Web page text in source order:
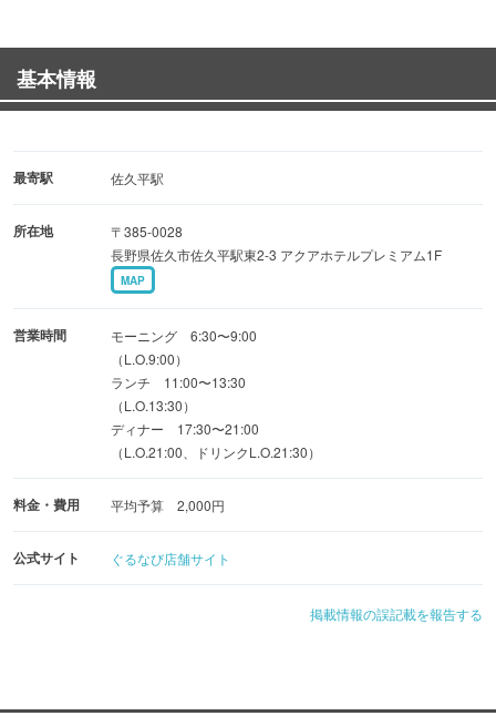
基本情報
最寄駅 佐久平駅
所在地
〒385-0028
長野県佐久市佐久平駅東2-3 アクアホテルプレミアム1F
MAP
営業時間
モーニング 6:30〜9:00
（L.O.9:00）
ランチ 11:00〜13:30
（L.O.13:30）
ディナー 17:30〜21:00
（L.O.21:00、ドリンクL.O.21:30）
料金・費用 平均予算 2,000円
公式サイト ぐるなび店舗サイト
掲載情報の誤記載を報告する